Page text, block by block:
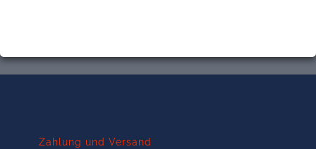
Zahlung und Versand